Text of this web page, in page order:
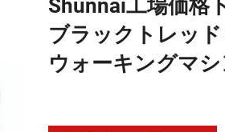
Shunnai工場価格
ブラックトレッ
ウォーキングマシ